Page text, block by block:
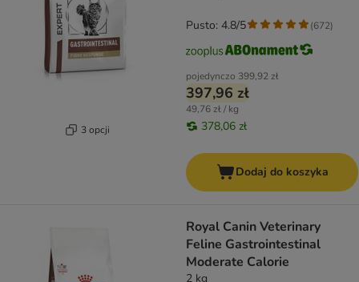
3 opcji
pojedynczo 399,92 zł
397,96 zł
49,76 zł / kg
378,06 zł
Pusto: 4.8/5 (672)
Dodaj do koszyka
Royal Canin Veterinary
Feline Gastrointestinal
Moderate Calorie
2 kg